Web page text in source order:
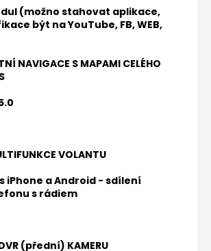
(možno stahovat aplikace,
být na YouTube, FB, WEB,
NAVIGACE S MAPAMI CELÉHO
VOLANTU
s iPhone a Android - sdílení
s rádiem
(přední) KAMERU